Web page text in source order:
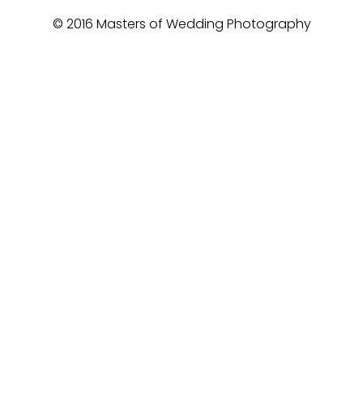
© 2016 Masters of Wedding Photography